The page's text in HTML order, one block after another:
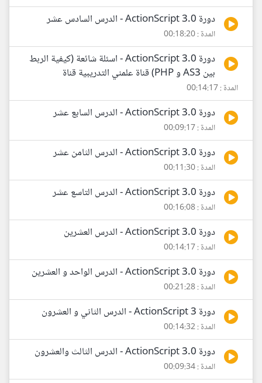
دورة ActionScript 3.0 - الدرس السادس عشر
المدة : 00:18:20
دورة ActionScript 3.0 - اسئلة شائعة (كيفية الربط
بين AS3 و PHP) قناة علمني التدريبية قناة
المدة : 00:14:17
دورة ActionScript 3.0 - الدرس السابع عشر
المدة : 00:09:17
دورة ActionScript 3.0 - الدرس الثامن عشر
المدة : 00:11:30
دورة ActionScript 3.0 - الدرس التاسع عشر
المدة : 00:16:08
دورة ActionScript 3.0 - الدرس العشرين
المدة : 00:14:17
دورة ActionScript 3.0 - الدرس الواحد و العشرين
المدة : 00:21:28
دورة ActionScript 3 - الدرس الثاني و العشرون
المدة : 00:14:32
دورة ActionScript 3.0 - الدرس الثالث والعشرون
المدة : 00:09:34